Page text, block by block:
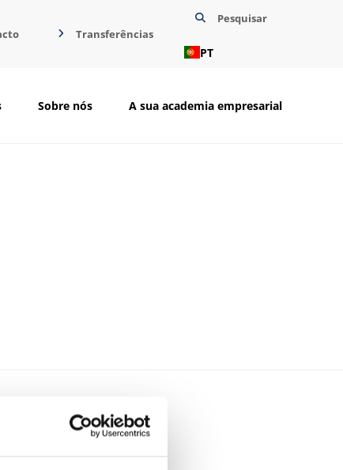
Transferências
Pesquisar
PT
Sobre nós A sua academia empresarial